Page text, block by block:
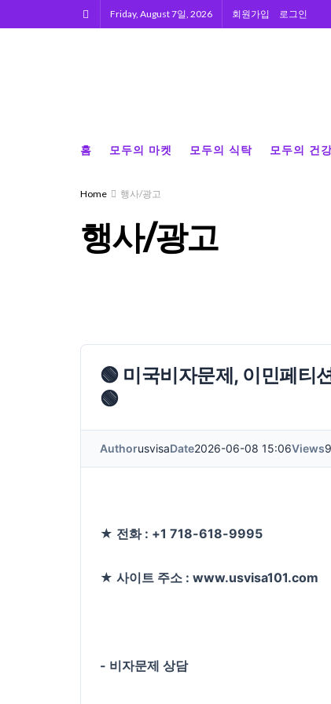
Friday, August 7일, 2026 회원가입 로그인
홈 모두의 마켓 모두의 식탁 모두의 건
Home 행사/광고
행사/광고
🟢 미국비자문제, 이민페티
🟢
AuthorusvisaDate2026-06-08 15:06Views
★ 전화 : +1 718-618-9995
★ 사이트 주소 : www.usvisa101.com
- 비자문제 상담